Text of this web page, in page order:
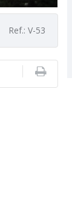
Ref.: V-53